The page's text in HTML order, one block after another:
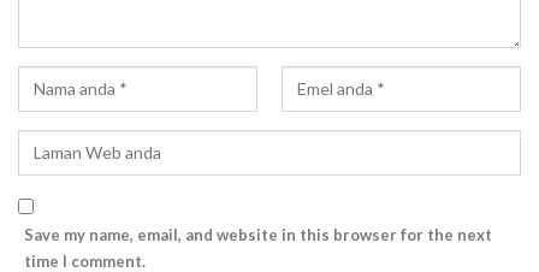
Save my name, email, and website in this browser for the next
time I comment.